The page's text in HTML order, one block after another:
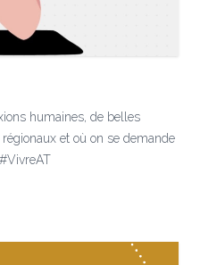
humaines, de belles
et où on se demande